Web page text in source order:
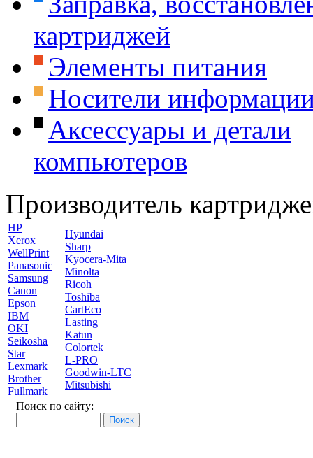
картриджей
Элементы питания
Носители
Аксессуары и детали
компьютеров
Производитель
HP
Xerox
WellPrint
Panasonic
Samsung
Canon
Epson
IBM
OKI
Seikosha
Star
Lexmark
Brother
Fullmark
Hyundai
Sharp
Kyocera-Mita
Minolta
Ricoh
Toshiba
CartEco
Lasting
Katun
Colortek
L-PRO
Goodwin-LTC
Mitsubishi
Поиск по сайту: